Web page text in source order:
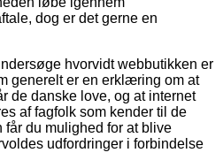
dog er det gerne en
hvorvidt webbutikken er
generelt er en erklæring om at
de danske love, og at internet
af fagfolk som kender til de
du mulighed for at blive
udfordringer i forbindelse